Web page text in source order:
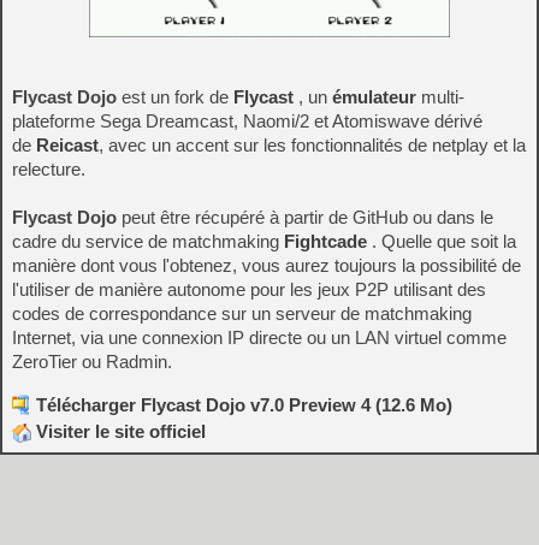
Flycast Dojo est un fork de Flycast , un émulateur multi-
plateforme Sega Dreamcast, Naomi/2 et Atomiswave dérivé
de Reicast, avec un accent sur les fonctionnalités de netplay et la
relecture.
Flycast Dojo peut être récupéré à partir de GitHub ou dans le
cadre du service de matchmaking Fightcade . Quelle que soit la
manière dont vous l'obtenez, vous aurez toujours la possibilité de
l'utiliser de manière autonome pour les jeux P2P utilisant des
codes de correspondance sur un serveur de matchmaking
Internet, via une connexion IP directe ou un LAN virtuel comme
ZeroTier ou Radmin.
Télécharger Flycast Dojo v7.0 Preview 4 (12.6 Mo)
Visiter le site officiel